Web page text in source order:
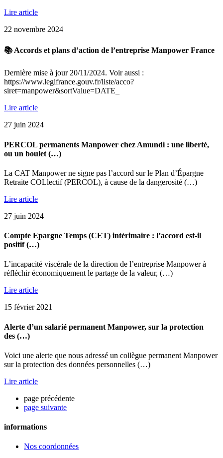
Lire article
22 novembre 2024
📚 Accords et plans d’action de l’entreprise Manpower France
Dernière mise à jour 20/11/2024. Voir aussi :
https://www.legifrance.gouv.fr/liste/acco?
siret=manpower&sortValue=DATE_
Lire article
27 juin 2024
PERCOL permanents Manpower chez Amundi : une liberté,
ou un boulet (…)
La CAT Manpower ne signe pas l’accord sur le Plan d’Épargne
Retraite COLlectif (PERCOL), à cause de la dangerosité (…)
Lire article
27 juin 2024
Compte Epargne Temps (CET) intérimaire : l’accord est-il
positif (…)
L’incapacité viscérale de la direction de l’entreprise Manpower à
réfléchir économiquement le partage de la valeur, (…)
Lire article
15 février 2021
Alerte d’un salarié permanent Manpower, sur la protection
des (…)
Voici une alerte que nous adressé un collègue permanent Manpower
sur la protection des données personnelles (…)
Lire article
page précédente
page suivante
informations
Nos coordonnées